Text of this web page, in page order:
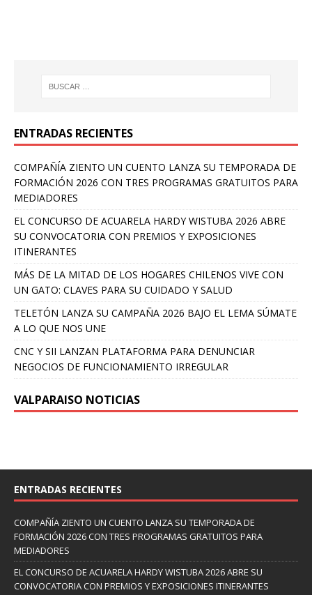
ENTRADAS RECIENTES
COMPAÑÍA ZIENTO UN CUENTO LANZA SU TEMPORADA DE
FORMACIÓN 2026 CON TRES PROGRAMAS GRATUITOS PARA
MEDIADORES
EL CONCURSO DE ACUARELA HARDY WISTUBA 2026 ABRE
SU CONVOCATORIA CON PREMIOS Y EXPOSICIONES
ITINERANTES
MÁS DE LA MITAD DE LOS HOGARES CHILENOS VIVE CON
UN GATO: CLAVES PARA SU CUIDADO Y SALUD
TELETÓN LANZA SU CAMPAÑA 2026 BAJO EL LEMA SÚMATE
A LO QUE NOS UNE
CNC Y SII LANZAN PLATAFORMA PARA DENUNCIAR
NEGOCIOS DE FUNCIONAMIENTO IRREGULAR
VALPARAISO NOTICIAS
ENTRADAS RECIENTES
COMPAÑÍA ZIENTO UN CUENTO LANZA SU TEMPORADA DE
FORMACIÓN 2026 CON TRES PROGRAMAS GRATUITOS PARA
MEDIADORES
EL CONCURSO DE ACUARELA HARDY WISTUBA 2026 ABRE SU
CONVOCATORIA CON PREMIOS Y EXPOSICIONES ITINERANTES